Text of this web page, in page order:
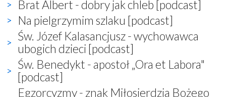
Brat Albert - dobry jak chleb [podcast]
Na pielgrzymim szlaku [podcast]
Św. Józef Kalasancjusz - wychowawca
ubogich dzieci [podcast]
Św. Benedykt - apostoł „Ora et Labora"
[podcast]
Egzorcyzmy - znak Miłosierdzia Bożego